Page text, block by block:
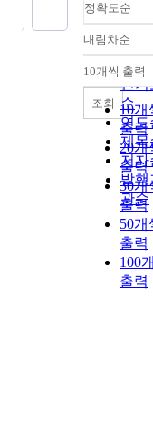
정확도순
정확
순
인기
순
연도
제목
저자
발행
관순
내림차순
내
10개씩 출력
10개
출력
20개
출력
30개
출력
50개
출력
100
출력
조회